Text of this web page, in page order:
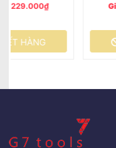
Giá: